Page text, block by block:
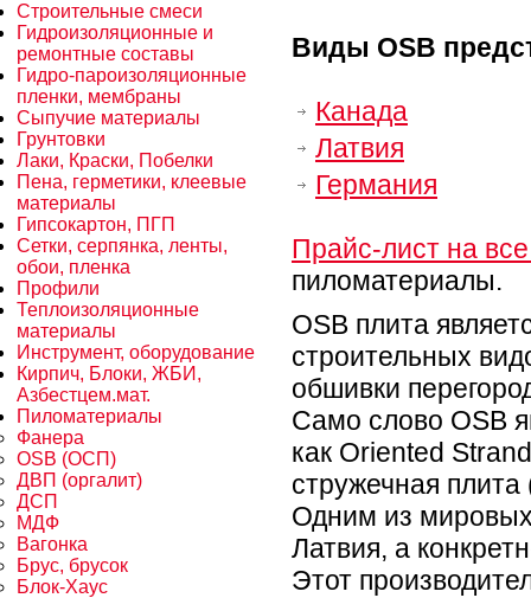
Строительные смеси
Гидроизоляционные и
ремонтные составы
Гидро-пароизоляционные
пленки, мембраны
Сыпучие материалы
Грунтовки
Лаки, Краски, Побелки
Пена, герметики, клеевые
материалы
Гипсокартон, ПГП
Сетки, серпянка, ленты,
обои, пленка
Профили
Теплоизоляционные
материалы
Инструмент, оборудование
Кирпич, Блоки, ЖБИ,
Азбестцем.мат.
Пиломатериалы
Фанера
OSB (ОСП)
ДВП (оргалит)
ДСП
МДФ
Вагонка
Брус, брусок
Блок-Хаус
Виды ОSB
Канада
Латвия
Германия
Прайс-лист на
пиломатериалы.
OSB плита
строительных
обшивки
Само слово ОSB
как Oriented
стружечная
Одним из мировых
Латвия, а
Этот